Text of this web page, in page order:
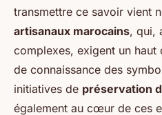
transmettre ce savoir vient
artisanaux marocains, qui,
complexes, exigent un
de connaissance des
initiatives de préservation
également au cœur de ces